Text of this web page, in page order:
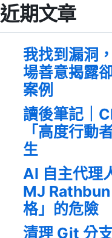
近期文章
我找到漏洞
場善意揭露
案例
讀後筆記｜
「高度行動
生
AI 自主代理
MJ
格」的危險
清理 Git 分